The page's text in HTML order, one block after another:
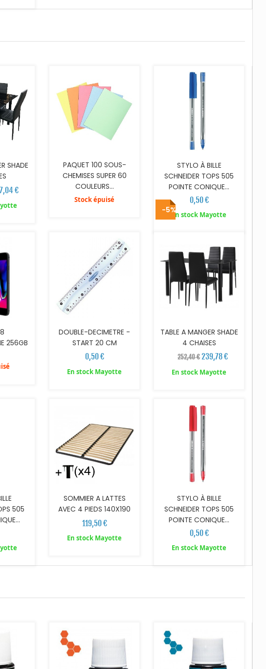
SHADE
€
PAQUET 100 SOUS-
CHEMISES SUPER 60
COULEURS...
Stock épuisé
STYLO À BILLE
SCHNEIDER TOPS 505
POINTE CONIQUE...
0,50 €
En stock Mayotte
256GB
DOUBLE-DECIMETRE -
START 20 CM
0,50 €
En stock Mayotte
-5% AJOUTER AU PANIER
TABLE A MANGER SHADE
4 CHAISES
252,40 €239,78 €
En stock Mayotte
505
AJOUTER AU PANIER
SOMMIER A LATTES
AVEC 4 PIEDS 140X190
119,50 €
En stock Mayotte
AJOUTER AU PANIER
STYLO À BILLE
SCHNEIDER TOPS 505
POINTE CONIQUE...
0,50 €
En stock Mayotte